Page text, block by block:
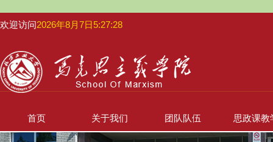
欢迎访问2026年8月7日5:27:28
首页 关于我们 团队队伍 思政课教